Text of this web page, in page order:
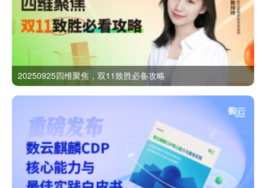
20250925四维聚焦，双11致胜必备攻略